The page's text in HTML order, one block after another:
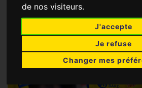
de nos visiteurs.
J'accepte
Je refuse
Changer mes